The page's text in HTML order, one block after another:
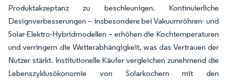
Produktakzeptanz zu beschleunigen. Kontinuierliche
Designverbesserungen – insbesondere bei Vakuumröhren- und
Solar-Elektro-Hybridmodellen – erhöhen die Kochtemperaturen
und verringern die Wetterabhängigkeit, was das Vertrauen der
Nutzer stärkt. Institutionelle Käufer vergleichen zunehmend die
Lebenszyklusökonomie von Solarkochern mit den